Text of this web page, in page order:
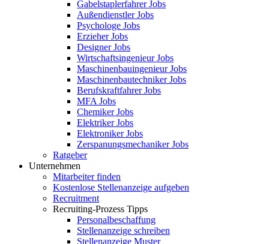
Gabelstaplerfahrer Jobs
Außendienstler Jobs
Psychologe Jobs
Erzieher Jobs
Designer Jobs
Wirtschaftsingenieur Jobs
Maschinenbauingenieur Jobs
Maschinenbautechniker Jobs
Berufskraftfahrer Jobs
MFA Jobs
Chemiker Jobs
Elektriker Jobs
Elektroniker Jobs
Zerspanungsmechaniker Jobs
Ratgeber
Unternehmen
Mitarbeiter finden
Kostenlose Stellenanzeige aufgeben
Recruitment
Recruiting-Prozess Tipps
Personalbeschaffung
Stellenanzeige schreiben
Stellenanzeige Muster